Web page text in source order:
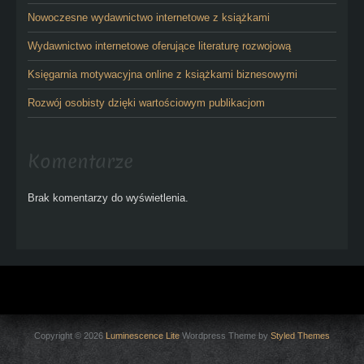
Nowoczesne wydawnictwo internetowe z książkami
Wydawnictwo internetowe oferujące literaturę rozwojową
Księgarnia motywacyjna online z książkami biznesowymi
Rozwój osobisty dzięki wartościowym publikacjom
Komentarze
Brak komentarzy do wyświetlenia.
Copyright © 2026 Luminescence Lite Wordpress Theme by Styled Themes